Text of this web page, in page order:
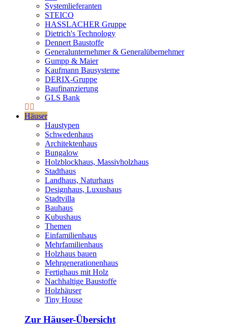
Systemlieferanten
STEICO
HASSLACHER Gruppe
Dietrich's Technology
Dennert Baustoffe
Generalunternehmer & Generalübernehmer
Gumpp & Maier
Kaufmann Bausysteme
DERIX-Gruppe
Baufinanzierung
GLS Bank
Häuser
Haustypen
Schwedenhaus
Architektenhaus
Bungalow
Holzblockhaus, Massivholzhaus
Stadthaus
Landhaus, Naturhaus
Designhaus, Luxushaus
Stadtvilla
Bauhaus
Kubushaus
Themen
Einfamilienhaus
Mehrfamilienhaus
Holzhaus bauen
Mehrgenerationenhaus
Fertighaus mit Holz
Nachhaltige Baustoffe
Holzhäuser
Tiny House
Zur Häuser-Übersicht